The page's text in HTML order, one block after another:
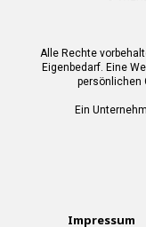
Alle Rechte
Eigenbedarf. Eine
persönlichen
Ein
Impressum